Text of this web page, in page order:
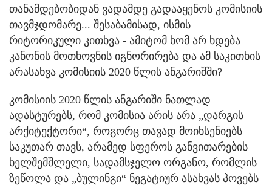
თანამდებობიდან ვადამდე გადააყენოს კომისიის
თავმჯდომარე... შესაბამისად, ისმის
რიტორიკული კითხვა - ამიტომ ხომ არ ხდება
კანონის მოთხოვნის იგნორირება და ამ საკითხის
არასახვა კომისიის 2020 წლის ანგარიშში?
კომისიის 2020 წლის ანგარიში ნათლად
ადასტურებს, რომ კომისია არის არა „დარგის
არქიტექტორი“, როგორც თავად მოიხსენიებს
საკუთარ თავს, არამედ სფეროს განვითარების
ხელშემშლელი, სადამსჯელო ორგანო, რომლის
ზეწოლა და „ბულინგი“ ნეგატიურ ასახვას პოვებს